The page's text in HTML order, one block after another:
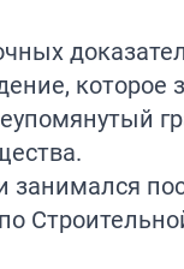
которое
занимался